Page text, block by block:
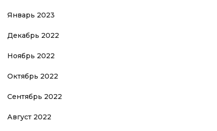
Январь 2023
Декабрь 2022
Ноябрь 2022
Октябрь 2022
Сентябрь 2022
Август 2022